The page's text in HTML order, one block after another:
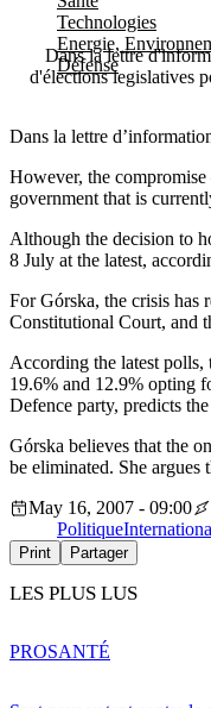
Technologies
Energie,
Défense
Dans la lettre
d'élections legislatives
Dans la lettre
However, the
government that is
Although the decision to
8 July at the latest,
For Górska, the crisis has
Constitutional Court, and
According the latest
19.6% and 12.9% opting
Defence party, predicts
Górska believes that the
be eliminated. She
May 16, 2007 - 09:00
Politique
Print Partager
LES PLUS LUS
PROSANTÉ